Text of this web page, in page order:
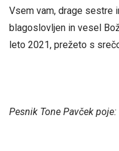
Vsem vam, drage sestre
blagoslovljen in vesel
leto 2021, prežeto s
Pesnik Tone Pavček poje: